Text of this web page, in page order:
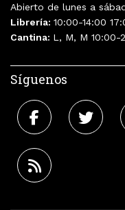
Abierto de lunes a
Librería: 10:00-14:00
Cantina: L, M, M 10:00-
Síguenos